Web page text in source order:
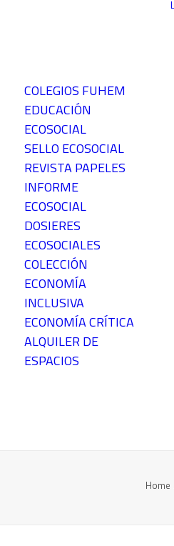
COLEGIOS FUHEM
EDUCACIÓN
ECOSOCIAL
SELLO ECOSOCIAL
REVISTA PAPELES
INFORME
ECOSOCIAL
DOSIERES
ECOSOCIALES
COLECCIÓN
ECONOMÍA
INCLUSIVA
ECONOMÍA CRÍTICA
ALQUILER DE
ESPACIOS
Home